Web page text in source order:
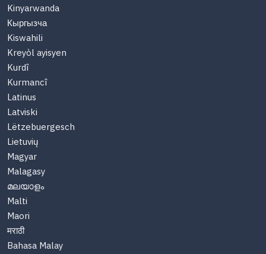
Kinyarwanda
Кыргызча
Kiswahili
Kreyòl ayisyen
Kurdî
Kurmancî
Latinus
Latviski
Lëtzebuergesch
Lietuvių
Magyar
Malagasy
മലയാളം
Malti
Maori
मराठी
Bahasa Malay